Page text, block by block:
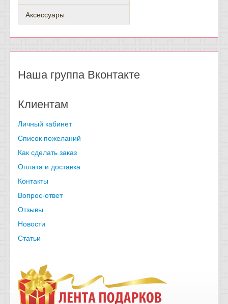
Аксессуары
Наша группа Вконтакте
Клиентам
Личный кабинет
Список пожеланий
Как сделать заказ
Оплата и доставка
Контакты
Вопрос-ответ
Отзывы
Новости
Статьи